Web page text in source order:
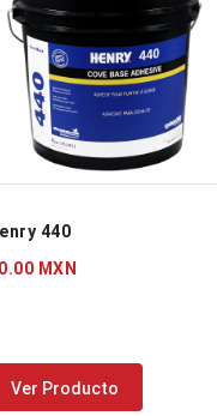
440
MXN
Ver Producto